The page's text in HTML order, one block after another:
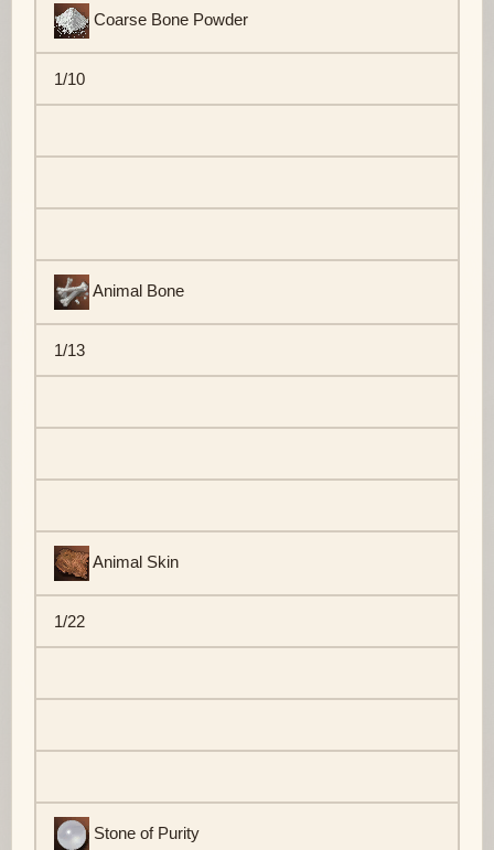
Coarse Bone Powder
1/10
Animal Bone
1/13
Animal Skin
1/22
Stone of Purity